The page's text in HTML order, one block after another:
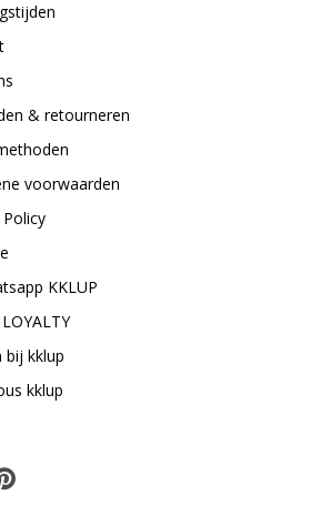
& retourneren
voorwaarden
KKLUP
bij kklup
kklup